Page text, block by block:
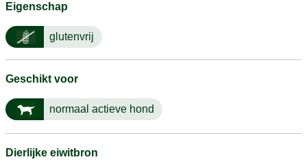
Eigenschap
glutenvrij
Geschikt voor
normaal actieve hond
Dierlijke eiwitbron